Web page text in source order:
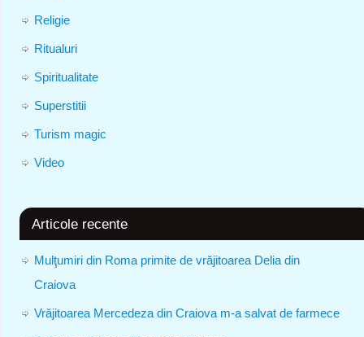
Religie
Ritualuri
Spiritualitate
Superstitii
Turism magic
Video
Articole recente
Mulţumiri din Roma primite de vrăjitoarea Delia din
Craiova
Vrăjitoarea Mercedeza din Craiova m-a salvat de farmece